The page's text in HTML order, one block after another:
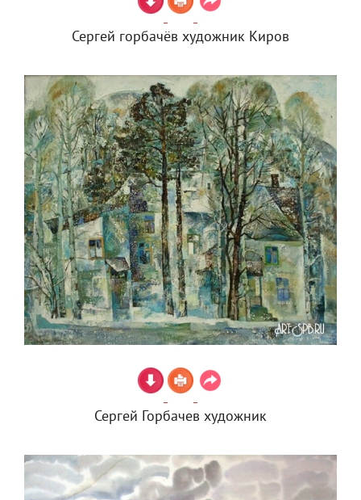
Сергей горбачёв художник Киров
Сергей Горбачев художник